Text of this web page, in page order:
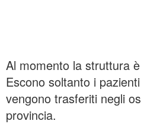
Al momento la struttura
Escono soltanto i
vengono trasferiti negli
provincia.